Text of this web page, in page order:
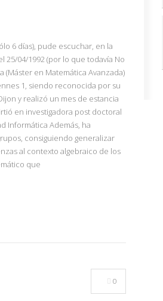
6 días), pude escuchar, en la
25/04/1992 (por lo que todavía No
(Máster en Matemática Avanzada)
1, siendo reconocida por su
y realizó un mes de estancia
en investigadora post doctoral
Informática Además, ha
consiguiendo generalizar
al contexto algebraico de los
que
0